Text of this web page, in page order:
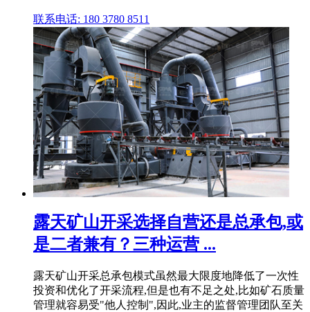
联系电话: 180 3780 8511
露天矿山开采选择自营还是总承包,或
是二者兼有？三种运营 ...
露天矿山开采总承包模式虽然最大限度地降低了一次性
投资和优化了开采流程,但是也有不足之处,比如矿石质量
管理就容易受"他人控制",因此,业主的监督管理团队至关